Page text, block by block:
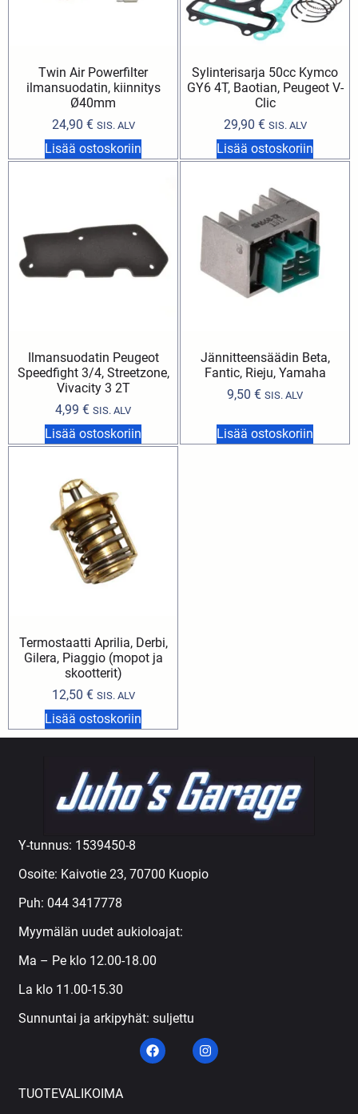
Twin Air Powerfilter
ilmansuodatin, kiinnitys
Ø40mm
24,90 € SIS. ALV
Lisää ostoskoriin
Sylinterisarja 50cc Kymco
GY6 4T, Baotian, Peugeot V-
Clic
29,90 € SIS. ALV
Lisää ostoskoriin
Ilmansuodatin Peugeot
Speedfight 3/4, Streetzone,
Vivacity 3 2T
4,99 € SIS. ALV
Lisää ostoskoriin
Jännitteensäädin Beta,
Fantic, Rieju, Yamaha
9,50 € SIS. ALV
Lisää ostoskoriin
Termostaatti Aprilia, Derbi,
Gilera, Piaggio (mopot ja
skootterit)
12,50 € SIS. ALV
Lisää ostoskoriin
Y-tunnus: 1539450-8
Osoite: Kaivotie 23, 70700 Kuopio
Puh: 044 3417778
Myymälän uudet aukioloajat:
Ma – Pe klo 12.00-18.00
La klo 11.00-15.30
Sunnuntai ja arkipyhät: suljettu
TUOTEVALIKOIMA